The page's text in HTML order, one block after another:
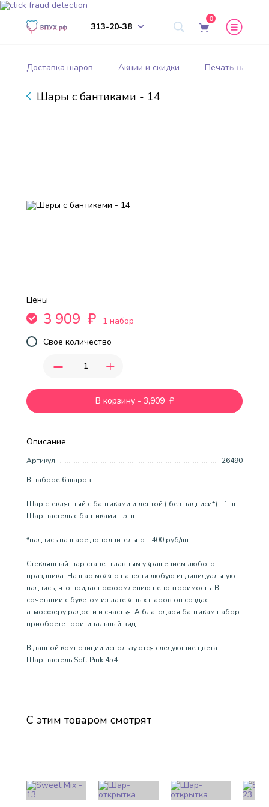
313-20-38
0
Доставка шаров Акции и скидки Печать на
Шары с бантиками - 14
Описание
Артикул
26490
В наборе 6 шаров :
Шар стеклянный с бантиками и лентой ( без надписи*) - 1 шт
Шар пастель с бантиками - 5 шт
*надпись на шаре дополнительно - 400 руб/шт
Стеклянный шар станет главным украшением любого
праздника. На шар можно нанести любую индивидуальную
надпись, что придаст оформлению неповторимость. В
сочетании с букетом из латексных шаров он создаст
атмосферу радости и счастья. А благодаря бантикам набор
приобретёт оригинальный вид.
В данной композиции используются следующие цвета:
Шар пастель Soft Pink 454
Цены
3 909 ₽
1 набор
Свое количество
- +
В корзину - 3,909 ₽
С этим товаром смотрят